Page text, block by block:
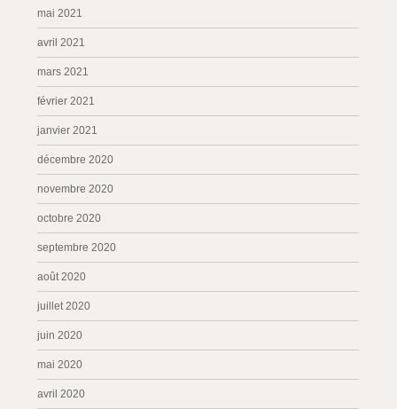
mai 2021
avril 2021
mars 2021
février 2021
janvier 2021
décembre 2020
novembre 2020
octobre 2020
septembre 2020
août 2020
juillet 2020
juin 2020
mai 2020
avril 2020